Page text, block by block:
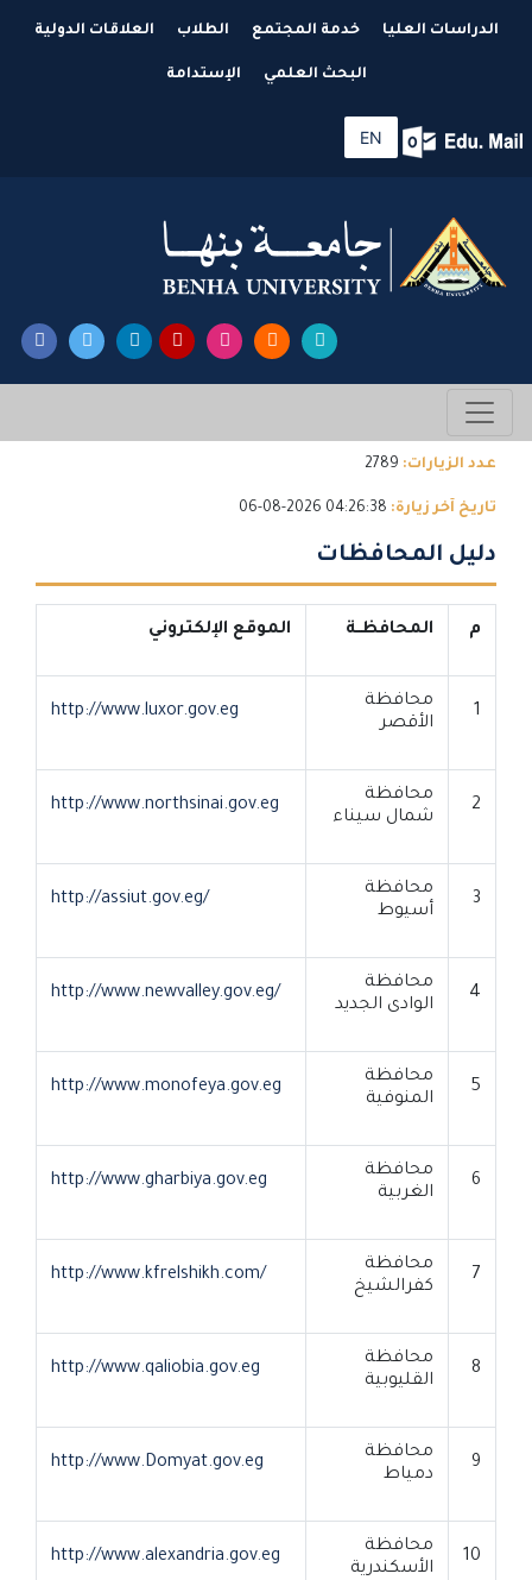
الدراسات العليا خدمة المجتمع الطلاب العلاقات الدولية
البحث العلمي الإستدامة
EN
عدد الزيارات: 2789
تاريخ آخر زيارة: 04:26:38 2026-08-06
دليل المحافظات
م المحافظــة الموقع الإلكتروني
1
محافظة
الأقصر
http://www.luxor.gov.eg
2
محافظة
شمال سيناء
http://www.northsinai.gov.eg
3
محافظة
أسيوط
http://assiut.gov.eg/
4
محافظة
الوادى الجديد
http://www.newvalley.gov.eg/
5
محافظة
المنوفية
http://www.monofeya.gov.eg
6
محافظة
الغربية
http://www.gharbiya.gov.eg
7
محافظة
كفرالشيخ
http://www.kfrelshikh.com/
8
محافظة
القليوبية
http://www.qaliobia.gov.eg
9
محافظة
دمياط
http://www.Domyat.gov.eg
10
محافظة
الأسكندرية
http://www.alexandria.gov.eg